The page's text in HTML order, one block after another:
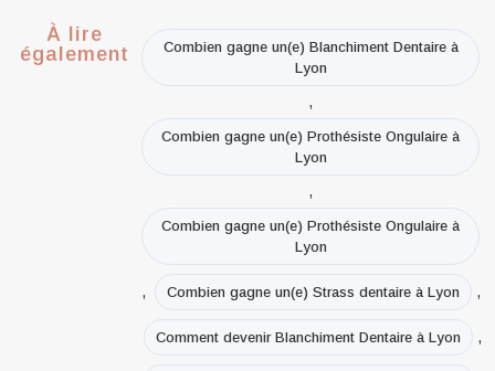
À lire
également
Combien gagne un(e) Blanchiment Dentaire à
Lyon
,
Combien gagne un(e) Prothésiste Ongulaire à
Lyon
,
Combien gagne un(e) Prothésiste Ongulaire à
Lyon
, Combien gagne un(e) Strass dentaire à Lyon ,
Comment devenir Blanchiment Dentaire à Lyon ,